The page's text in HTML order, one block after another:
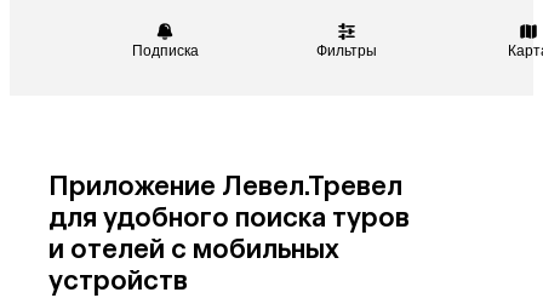
Подписка Фильтры
Приложение Левел.Тревел
для удобного поиска туров
и отелей с мобильных
устройств